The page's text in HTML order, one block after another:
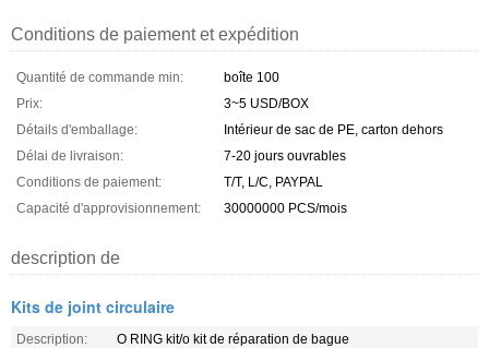
Conditions de paiement et expédition
Quantité de commande min:
boîte 100
Prix:
3~5 USD/BOX
Détails d'emballage:
Intérieur de sac de PE, carton dehors
Délai de livraison:
7-20 jours ouvrables
Conditions de paiement:
T/T, L/C, PAYPAL
Capacité d'approvisionnement:
30000000 PCS/mois
description de
Kits de joint circulaire
Description:
O RING kit/o kit de réparation de bague